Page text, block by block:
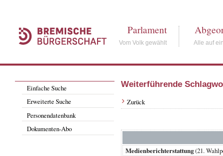
Parlament
Vom Volk gewählt Alle auf
Einfache Suche
Erweiterte Suche
Personendatenbank
Dokumenten-Abo
Weiterführende
Zurück
Medienberichterstattung(21.